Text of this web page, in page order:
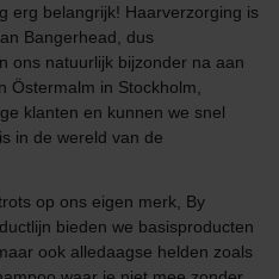
erg belangrijk! Haarverzorging is
Bangerhead, dus
ons natuurlijk bijzonder na aan
Östermalm in Stockholm,
klanten en kunnen we snel
in de wereld van de
op ons eigen merk, By
bieden we basisproducten
ook alledaagse helden zoals